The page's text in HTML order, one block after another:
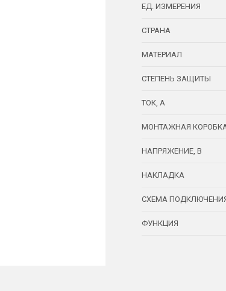
ЕД. ИЗМЕРЕНИЯ
СТРАНА
МАТЕРИАЛ
СТЕПЕНЬ ЗАЩИТЫ
ТОК, А
МОНТАЖНАЯ
НАПРЯЖЕНИЕ, В
НАКЛАДКА
СХЕМА
ФУНКЦИЯ